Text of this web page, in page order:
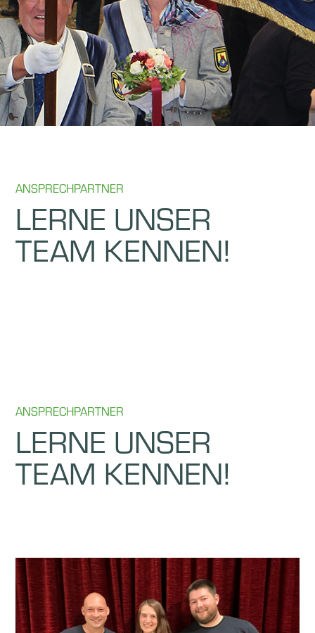
ANSPRECHPARTNER
LERNE UNSER
TEAM KENNEN!
ANSPRECHPARTNER
LERNE UNSER
TEAM KENNEN!